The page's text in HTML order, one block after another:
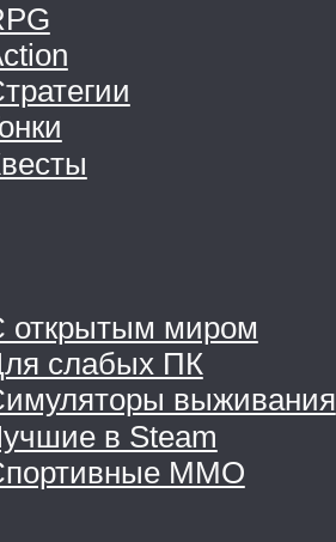
открытым миром
слабых ПК
выживания
в Steam
MMO